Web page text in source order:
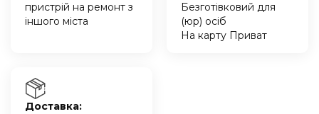
пристрій на ремонт з
іншого міста
Безготівковий для
(юр) осіб
На карту Приват
Доставка: